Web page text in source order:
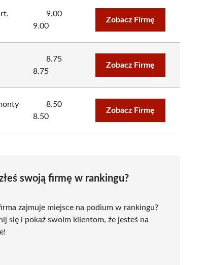
9.00
9.00
Zobacz Firmę
8.75
8.75
Zobacz Firmę
8.50
8.50
Zobacz Firmę
swoją firmę w rankingu?
zajmuje miejsce na podium w rankingu?
się i pokaż swoim klientom, że jesteś na